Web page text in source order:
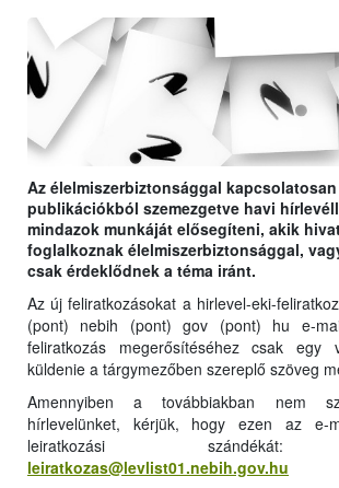
Az élelmiszerbiztonsággal
publikációkból szemezgetve havi
mindazok munkáját elősegíteni, akik
foglalkoznak élelmiszerbiztonsággal,
csak érdeklődnek a téma iránt.
Az új feliratkozásokat a hirlevel-eki-
(pont) nebih (pont) gov (pont) hu e-
feliratkozás megerősítéséhez csak egy
küldenie a tárgymezőben szereplő szöveg
Amennyiben a továbbiakban nem
hírlevelünket, kérjük, hogy ezen az e-
leiratkozási
leiratkozas@levlist01.nebih.gov.hu